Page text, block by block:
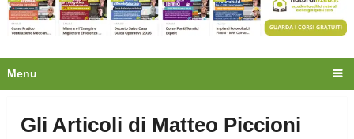
Menu
Gli Articoli di Matteo Piccioni
Privacy
Oltre 30.000 tecnici
fanno già parte della